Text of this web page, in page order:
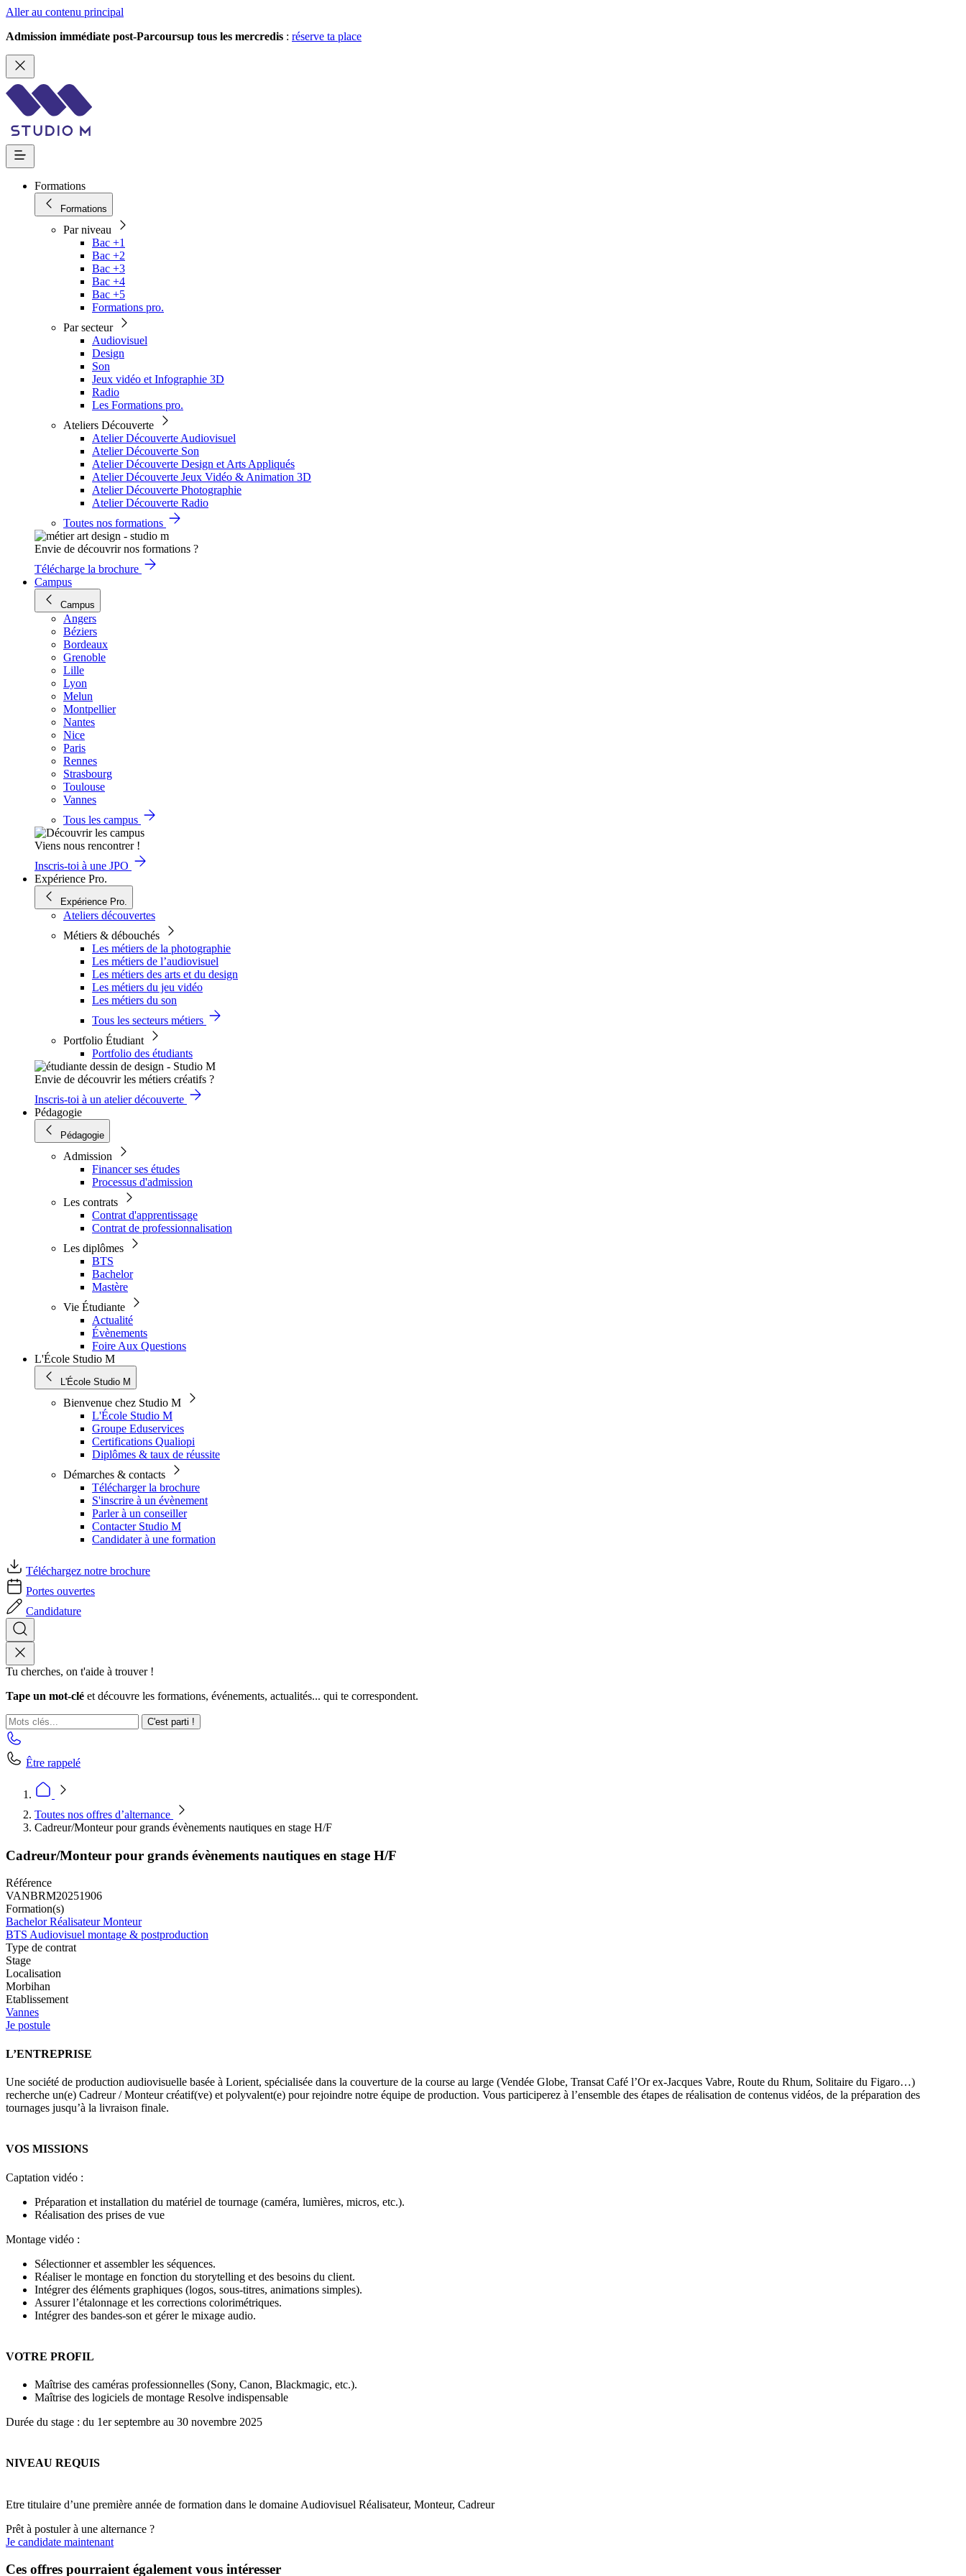
Aller au contenu principal
Admission immédiate post-Parcoursup tous les mercredis : réserve ta place
Formations
Formations
Par niveau
Bac +1
Bac +2
Bac +3
Bac +4
Bac +5
Formations pro.
Par secteur
Audiovisuel
Design
Son
Jeux vidéo et Infographie 3D
Radio
Les Formations pro.
Ateliers Découverte
Atelier Découverte Audiovisuel
Atelier Découverte Son
Atelier Découverte Design et Arts Appliqués
Atelier Découverte Jeux Vidéo & Animation 3D
Atelier Découverte Photographie
Atelier Découverte Radio
Toutes nos formations
Envie de découvrir nos formations ?
Télécharge la brochure
Campus
Campus
Angers
Béziers
Bordeaux
Grenoble
Lille
Lyon
Melun
Montpellier
Nantes
Nice
Paris
Rennes
Strasbourg
Toulouse
Vannes
Tous les campus
Viens nous rencontrer !
Inscris-toi à une JPO
Expérience Pro.
Expérience Pro.
Ateliers découvertes
Métiers & débouchés
Les métiers de la photographie
Les métiers de l’audiovisuel
Les métiers des arts et du design
Les métiers du jeu vidéo
Les métiers du son
Tous les secteurs métiers
Portfolio Étudiant
Portfolio des étudiants
Envie de découvrir les métiers créatifs ?
Inscris-toi à un atelier découverte
Pédagogie
Pédagogie
Admission
Financer ses études
Processus d'admission
Les contrats
Contrat d'apprentissage
Contrat de professionnalisation
Les diplômes
BTS
Bachelor
Mastère
Vie Étudiante
Actualité
Évènements
Foire Aux Questions
L'École Studio M
L'École Studio M
Bienvenue chez Studio M
L'École Studio M
Groupe Eduservices
Certifications Qualiopi
Diplômes & taux de réussite
Démarches & contacts
Télécharger la brochure
S'inscrire à un évènement
Parler à un conseiller
Contacter Studio M
Candidater à une formation
Téléchargez notre brochure
Portes ouvertes
Candidature
Tu cherches, on t'aide à trouver !
Tape un mot-clé et découvre les formations, événements, actualités... qui te correspondent.
C'est parti !
Être rappelé
Toutes nos offres d’alternance
Cadreur/Monteur pour grands évènements nautiques en stage H/F
Cadreur/Monteur pour grands évènements nautiques en stage H/F
Référence
VANBRM20251906
Formation(s)
Bachelor Réalisateur Monteur
BTS Audiovisuel montage & postproduction
Type de contrat
Stage
Localisation
Morbihan
Etablissement
Vannes
Je postule
L’ENTREPRISE
Une société de production audiovisuelle basée à Lorient, spécialisée dans la couverture de la course au large (Vendée Globe, Transat Café l’Or ex-Jacques Vabre, Route du Rhum, Solitaire du Figaro…)
recherche un(e) Cadreur / Monteur créatif(ve) et polyvalent(e) pour rejoindre notre équipe de production. Vous participerez à l’ensemble des étapes de réalisation de contenus vidéos, de la préparation des
tournages jusqu’à la livraison finale.
VOS MISSIONS
Captation vidéo :
Préparation et installation du matériel de tournage (caméra, lumières, micros, etc.).
Réalisation des prises de vue
Montage vidéo :
Sélectionner et assembler les séquences.
Réaliser le montage en fonction du storytelling et des besoins du client.
Intégrer des éléments graphiques (logos, sous-titres, animations simples).
Assurer l’étalonnage et les corrections colorimétriques.
Intégrer des bandes-son et gérer le mixage audio.
VOTRE PROFIL
Maîtrise des caméras professionnelles (Sony, Canon, Blackmagic, etc.).
Maîtrise des logiciels de montage Resolve indispensable
Durée du stage : du 1er septembre au 30 novembre 2025
NIVEAU REQUIS
Etre titulaire d’une première année de formation dans le domaine Audiovisuel Réalisateur, Monteur, Cadreur
Prêt à postuler à une alternance ?
Je candidate maintenant
Ces offres pourraient également vous intéresser